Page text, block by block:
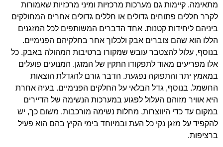
מתאימה. קיימות גם מערכות מרכזיות ומיני מרכזיות שאמורות
לקרר חללים פתוחים גדולים או חללים גדולים אחרים המחולקים
ביניהם ליחידות קטנות. אחד הדברים המשותפים לכל המזגנים
הללו הוא שהם צוברים אבק ולכלוך אחר בחלקיהם הפנימיים.
בנוסף, עלול להצטבר עובש שמקורו ברטיבות המהולה באבק. כל
אלו מפריעים מאוד לתפקודו התקין של המזגן. המנועים פועלים
במאמץ יתר והתפוקה נפגעת. הדבר גורם להגדלת הוצאות
החשמל. בנוסף, גדל הבלאי על החלקים הפנימיים. בעיה אחרת
היא אוויר מזוהם העלול לפגוע במערכות הנשימה של הדיירים
במקום עד כדי היווצרות, מחלות נשימה מורכבות. משום כך, יש
להקפיד על מזגן נקי כל העת ובמיוחד בימי הקיץ בהם הוא פעיל
ברציפות.